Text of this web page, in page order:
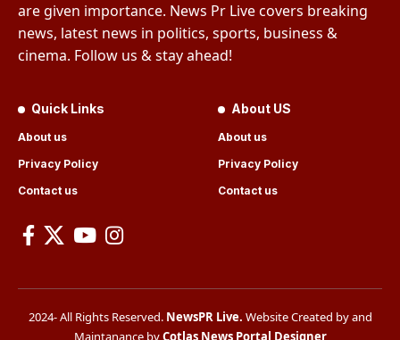
are given importance. News Pr Live covers breaking
news, latest news in politics, sports, business &
cinema. Follow us & stay ahead!
Quick Links
About us
Privacy Policy
Contact us
About US
About us
Privacy Policy
Contact us
2024- All Rights Reserved. NewsPR Live. Website Created by and
Maintanance byCotlas News Portal Designer